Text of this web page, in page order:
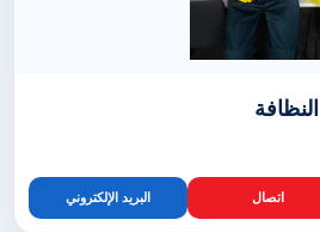
اتصال البريد الإلكتروني